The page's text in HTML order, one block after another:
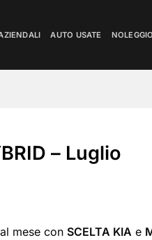
AUTO USATE NOLEGGIO
– Luglio
mese con SCELTA KIA e